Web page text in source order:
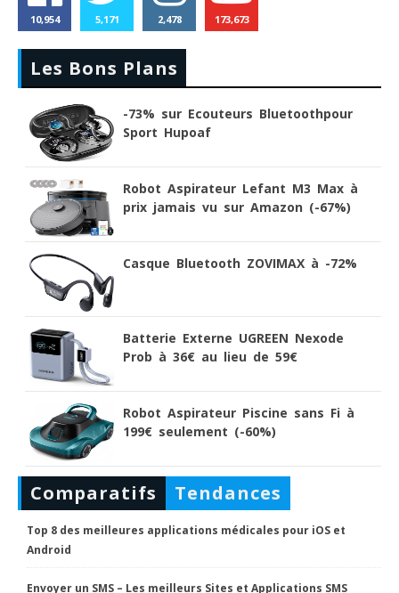
10,954 5,171 2,478 173,673
Les Bons Plans
-73% sur Ecouteurs Bluetoothpour
Sport Hupoaf
Robot Aspirateur Lefant M3 Max à
prix jamais vu sur Amazon (-67%)
Casque Bluetooth ZOVIMAX à -72%
Batterie Externe UGREEN Nexode
Prob à 36€ au lieu de 59€
Robot Aspirateur Piscine sans Fi à
199€ seulement (-60%)
Comparatifs Tendances
Top 8 des meilleures applications médicales pour iOS et
Android
Envoyer un SMS – Les meilleurs Sites et Applications SMS